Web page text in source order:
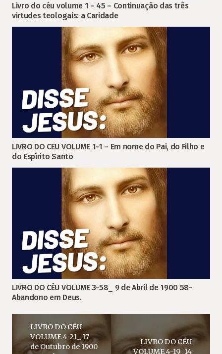
Livro do céu volume 1 – 45 – Continuação das três
virtudes teologais: a Caridade
LIVRO DO CEU VOLUME 1-1 – Em nome do Pai, do Filho e
do Espírito Santo
LIVRO DO CÉU VOLUME 3-58_ 9 de Abril de 1900 58-
Abandono em Deus.
LIVRO DO CÉU
VOLUME 4-21_ 17
de Outubro de 1900
LIVRO DO CÉU
VOLUME 4-19_ 14